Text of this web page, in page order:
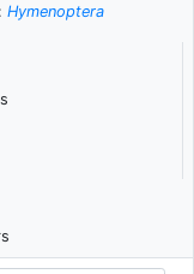
Hymenoptera